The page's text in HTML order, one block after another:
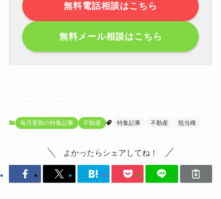
無料電話相談はこちら
無料メール相談はこちら
毎月更新の特集記事 不動産 特集記事 不動産 抵当権
よかったらシェアしてね！